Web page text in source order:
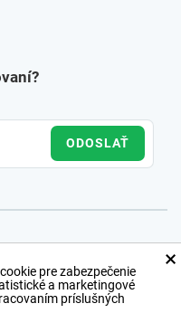
ODOSLAŤ
×
pre zabezpečenie
a marketingové
príslušných